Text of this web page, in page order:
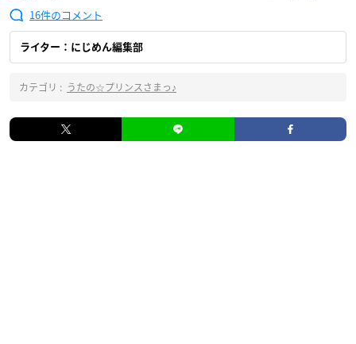
16
ライター：にじめん編集部
カテゴリ : うたの☆プリンスさまっ♪